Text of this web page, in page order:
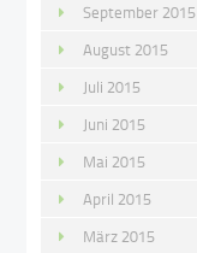
September 2015
August 2015
Juli 2015
Juni 2015
Mai 2015
April 2015
März 2015